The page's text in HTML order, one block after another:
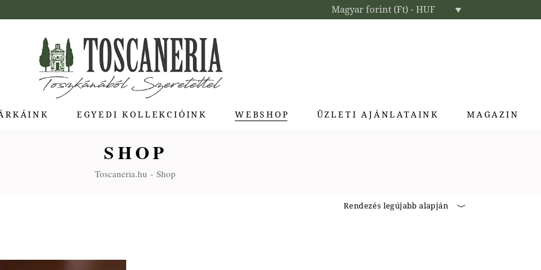
Magyar forint (Ft) - HUF
EGYEDI KOLLEKCIÓINK WEBSHOP ÜZLETI AJÁNLATAINK
Textíliák lakberendezőknek
MAGAZIN
SHOP
Toscaneria.hu Shop
Rendezés legújabb alapján